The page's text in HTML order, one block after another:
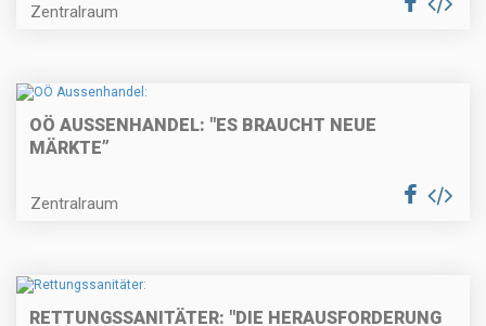
Zentralraum
OÖ AUSSENHANDEL: "ES BRAUCHT NEUE
MÄRKTE”
Zentralraum
RETTUNGSSANITÄTER: "DIE HERAUSFORDERUNG